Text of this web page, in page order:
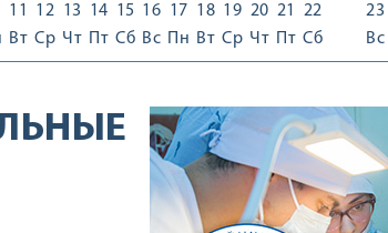
11
Вт
12
Ср
13
Чт
14
Пт
15
Сб
16
Вс
17
Пн
18
Вт
19
Ср
20
Чт
21
Пт
22
Сб
23
Вс